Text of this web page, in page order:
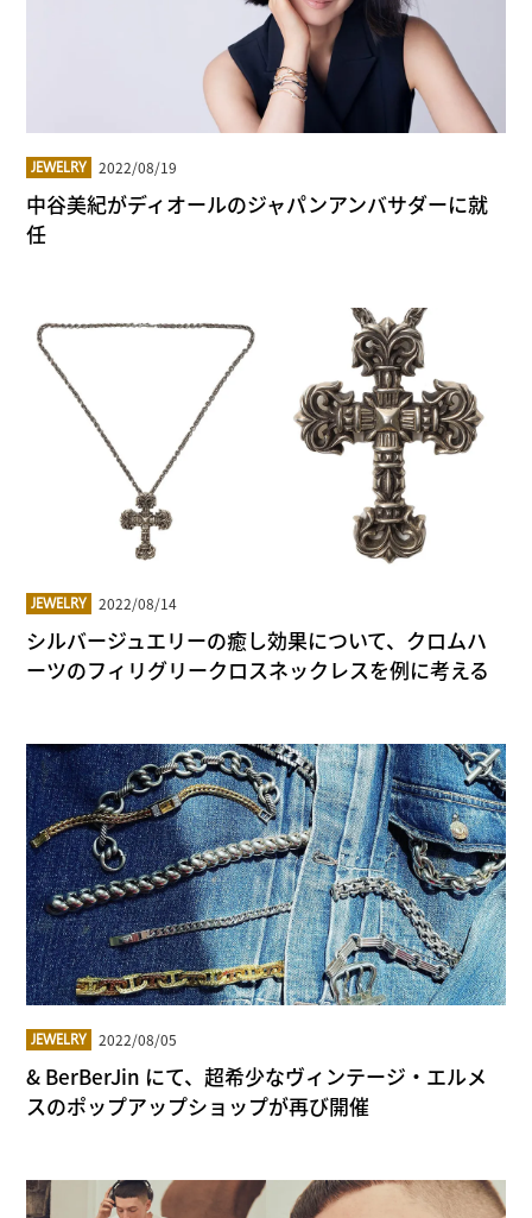
JEWELRY 2022/08/19
中谷美紀がディオールのジャパンアンバサダーに就
任
JEWELRY 2022/08/14
シルバージュエリーの癒し効果について、クロムハ
ーツのフィリグリークロスネックレスを例に考える
JEWELRY 2022/08/05
& BerBerJin にて、超希少なヴィンテージ・エルメ
スのポップアップショップが再び開催